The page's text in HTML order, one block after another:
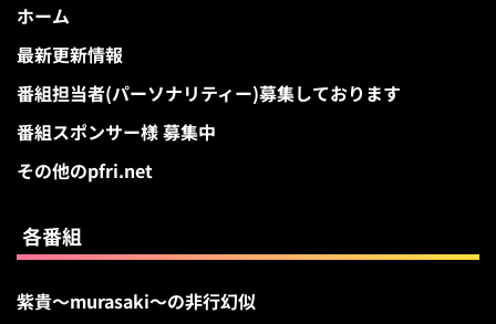
ホーム
最新更新情報
番組担当者(パーソナリティー)募集しております
番組スポンサー様 募集中
その他のpfri.net
各番組
紫貴～murasaki～の非行幻似